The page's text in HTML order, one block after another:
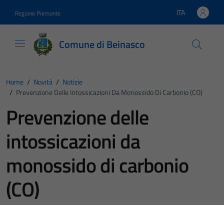
Regione Piemonte Lingua attiva:
ITA
Comune di Beinasco
Home / Novità / Notizie
/ Prevenzione Delle Intossicazioni Da Monossido Di Carbonio (CO)
Prevenzione delle
intossicazioni da
monossido di carbonio
(CO)